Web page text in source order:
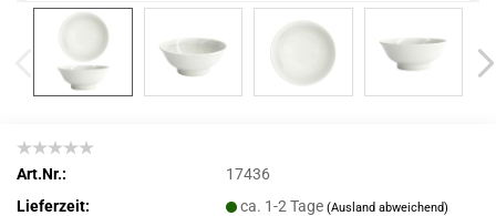
Art.Nr.:
17436
Lieferzeit:
ca. 1-2 Tage(Ausland abweichend)